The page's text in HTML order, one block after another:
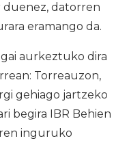
duenez, datorren
eramango da.
aurkeztuko dira
Torreauzon,
gehiago jartzeko
begira IBR Behien
inguruko